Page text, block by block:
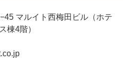
マルイト⻄梅田ビル（ホテ
棟4階）